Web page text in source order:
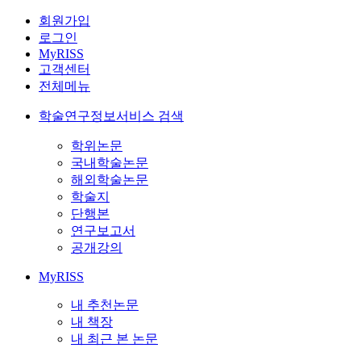
회원가입
로그인
MyRISS
고객센터
전체메뉴
학술연구정보서비스 검색
학위논문
국내학술논문
해외학술논문
학술지
단행본
연구보고서
공개강의
MyRISS
내 추천논문
내 책장
내 최근 본 논문